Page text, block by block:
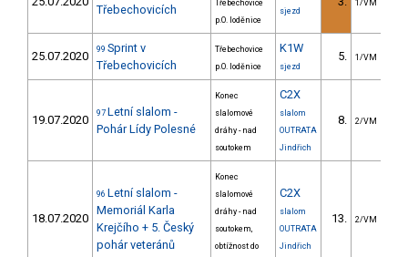
Třebechovicích
Třebechovice
p.O. loděnice
sjezd
1/VM
25.07.2020 99 Sprint v
Třebechovicích
Třebechovice
p.O. loděnice
K1W
sjezd
5. 1/VM
19.07.2020 97 Letní slalom -
Pohár Lídy Polesné
Konec
slalomové
dráhy - nad
soutokem
C2X
slalom
OUTRATA
Jindřich
8. 2/VM
18.07.2020
96 Letní slalom -
Memoriál Karla
Krejčího + 5. Český
pohár veteránů
Konec
slalomové
dráhy - nad
soutokem,
obtížnost do
C2X
slalom
OUTRATA
Jindřich
13. 2/VM